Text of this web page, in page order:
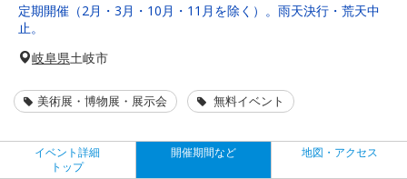
定期開催（2月・3月・10月・11月を除く）。雨天決行・荒天中
止。
岐阜県土岐市
美術展・博物展・展示会 無料イベント
イベント詳細
トップ
開催期間など 地図・アクセス